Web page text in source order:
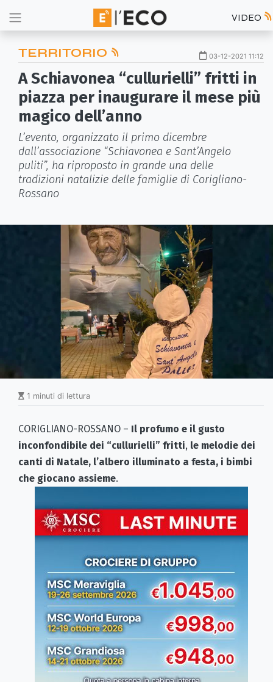
VIDEO
TERRITORIO 03-12-2021 11:12
A Schiavonea “cullurielli” fritti in
piazza per inaugurare il mese più
magico dell’anno
L’evento, organizzato il primo dicembre
dall’associazione “Schiavonea e Sant’Angelo
puliti”, ha riproposto in grande una delle
tradizioni natalizie delle famiglie di Corigliano-
Rossano
1 minuti di lettura
CORIGLIANO-ROSSANO – Il profumo e il gusto
inconfondibile dei “cullurielli” fritti, le melodie dei
canti di Natale, l’albero illuminato a festa, i bimbi
che giocano assieme.